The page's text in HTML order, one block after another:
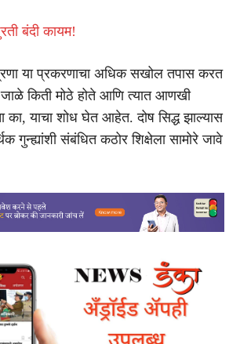
बंदी कायम!
या प्रकरणाचा अधिक सखोल तपास करत
किती मोठे होते आणि त्यात आणखी
का, याचा शोध घेत आहेत. दोष सिद्ध झाल्यास
गुन्ह्यांशी संबंधित कठोर शिक्षेला सामोरे जावे